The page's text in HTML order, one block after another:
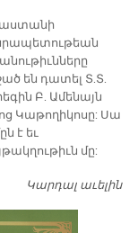
են դատել Տ.Տ.
Բ. Ամենայն
Կաթողիկոսը: Սա
է եւ
մը:
Կարդալ աւելին